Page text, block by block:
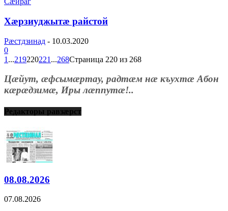
Хæрзиуджытæ райстой
Рæстдзинад - 10.03.2020
0
1 ...219220221 ...268Страница 220 из 268
Цæйут, æфсымæртау, радтæм нæ къухтæ Абон
кæрæдзимæ, Иры лæппутæ!..
Редакторы равзæрст
08.08.2026
07.08.2026